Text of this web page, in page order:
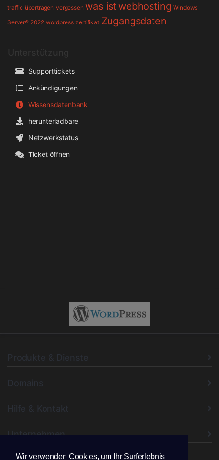
Wir verwenden Cookies, um Ihr Surferlebnis
traffic übertragen vergessen was istwebhosting Windows
Server® 2022 wordpress zertifikat Zugangsdaten
Supporttickets
Ankündigungen
Wissensdatenbank
herunterladbare
Netzwerkstatus
Ticket öffnen
Produkte & Dienste
Domains
Hilfe & Kontakt
Unternehmen